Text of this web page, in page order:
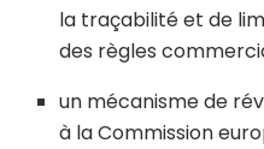
la traçabilité et de
des règles
un mécanisme de
à la Commission